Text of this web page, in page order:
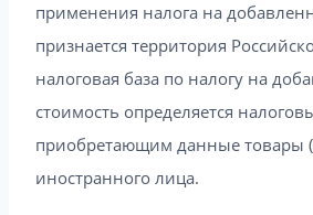
применения налога на
признается территория
налоговая база по налогу на
стоимость определяется
приобретающим данные товары
иностранного лица.